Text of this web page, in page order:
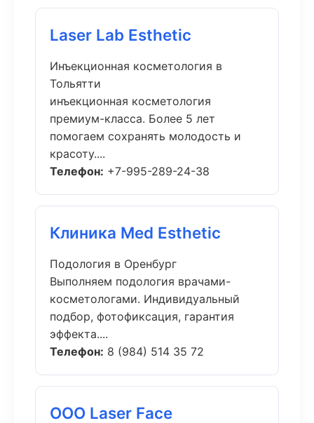
Laser Lab Esthetic
Инъекционная косметология в
Тольятти
инъекционная косметология
премиум-класса. Более 5 лет
помогаем сохранять молодость и
красоту....
Телефон: +7-995-289-24-38
Клиника Med Esthetic
Подология в Оренбург
Выполняем подология врачами-
косметологами. Индивидуальный
подбор, фотофиксация, гарантия
эффекта....
Телефон: 8 (984) 514 35 72
ООО Laser Face